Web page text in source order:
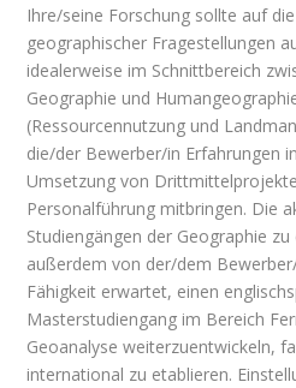
Ihre/seine Forschung sollte auf
geographischer Fragestellungen
idealerweise im Schnittbereich
Geographie und
(Ressourcennutzung und
die/der Bewerber/in Erfahrungen
Umsetzung von
Personalführung mitbringen. Die
Studiengängen der Geographie zu
außerdem von der/dem
Fähigkeit erwartet, einen
Masterstudiengang im Bereich
Geoanalyse weiterzuentwickeln,
international zu etablieren.